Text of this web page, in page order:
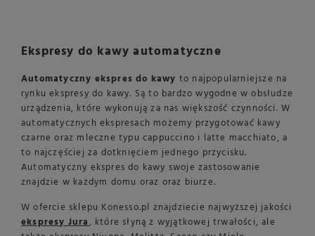
Ekspresy do kawy automatyczne
Automatyczny ekspres do kawy to najpopularniejsze na
rynku ekspresy do kawy. Są to bardzo wygodne w obsłudze
urządzenia, które wykonują za nas większość czynności. W
automatycznych ekspresach możemy przygotować kawy
czarne oraz mleczne typu cappuccino i latte macchiato, a
to najczęściej za dotknięciem jednego przycisku.
Automatyczny ekspres do kawy swoje zastosowanie
znajdzie w każdym domu oraz oraz biurze.
W ofercie sklepu Konesso.pl znajdziecie najwyższej jakości
ekspresy Jura, które słyną z wyjątkowej trwałości, ale